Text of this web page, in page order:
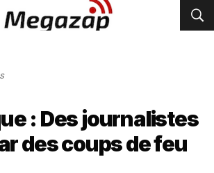
: Des journalistes
des coups de feu